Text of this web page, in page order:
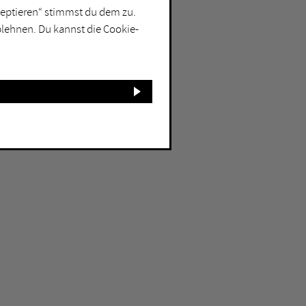
stimmst du dem zu.
Du kannst die Cookie-